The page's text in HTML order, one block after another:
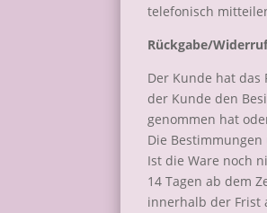
telefonisch
Rückgabe/
Der Kunde hat
der Kunde den
genommen hat
Die
Ist die Ware noch
14 Tagen ab dem
innerhalb der Frist